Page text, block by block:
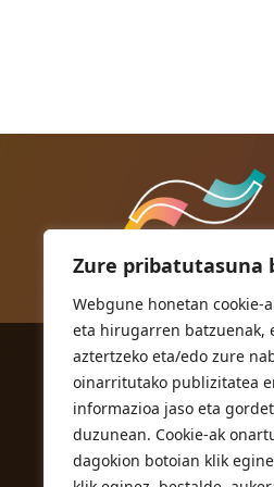
Zure pribatutasuna
Webgune honetan
eta hirugarren batzuenak,
aztertzeko eta/edo zure
oinarritutako publizitatea
informazioa jaso eta
duzunean. Cookie-ak
dagokion botoian klik
ORIOKO UDALA
Herriko plaza,1
20810 Orio
T. 943 83 03 46